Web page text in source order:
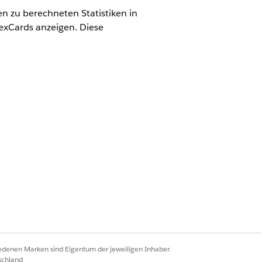
zu berechneten Statistiken in
anzeigen. Diese
Marken sind Eigentum der jeweiligen Inhaber.